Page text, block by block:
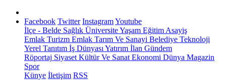
Facebook Twitter InstagramYoutube
İlçe - Belde Sağlık ÜniversiteYaşam Eğitim Asayiş
Emlak Turizm Emlak Tarım Ve Sanayi Belediye Teknoloji
Yerel Tanıtım İş Dünyası Yatırım İlan Gündem
Röportaj Siyaset Kültür Ve Sanat Ekonomi Dünya Magazin
Spor
Künye İletişim RSS